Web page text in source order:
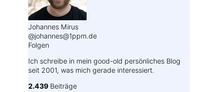
Johannes Mirus
@johannes@1ppm.de
Folgen
Ich schreibe in mein good-old persönliches Blog
seit 2001, was mich gerade interessiert.
2.439 Beiträge